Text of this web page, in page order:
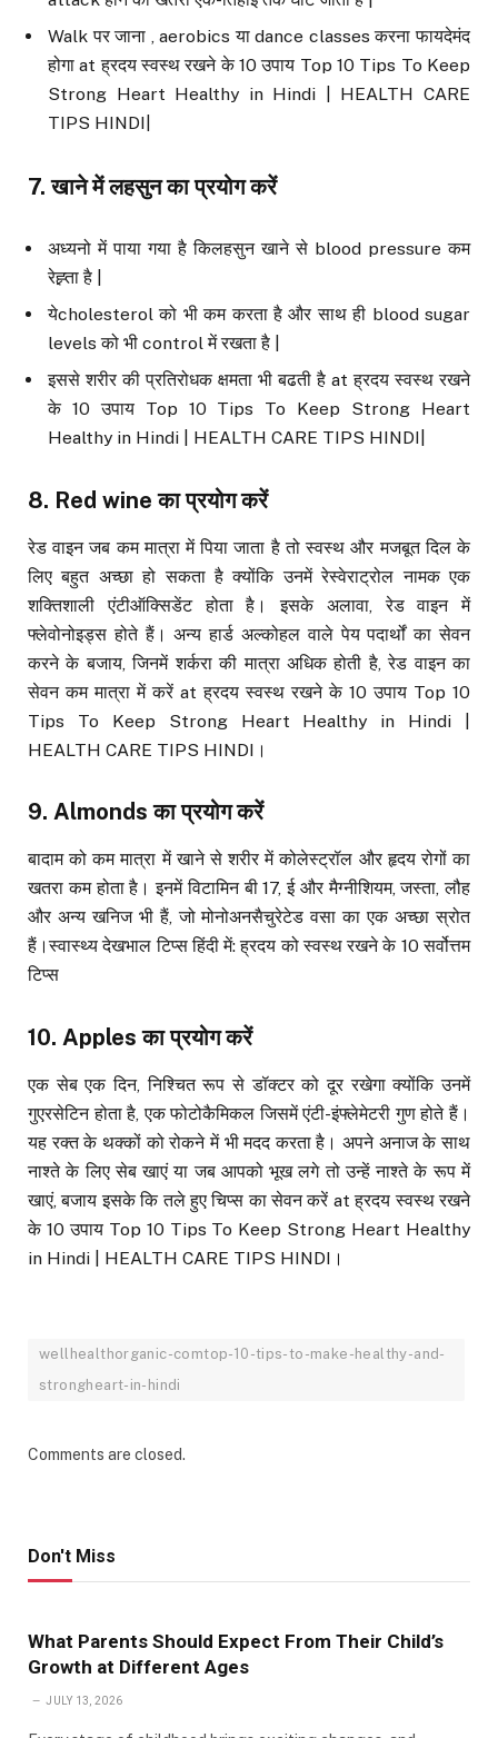
Walk पर जाना , aerobics या dance classes करना फायदेमंद
होगा at ह्रदय स्वस्थ रखने के 10 उपाय Top 10 Tips To Keep
Strong Heart Healthy in Hindi | HEALTH CARE
TIPS HINDI|
7.खाने में लहसुन का प्रयोग करें
अध्यनो में पाया गया है किलहसुन खाने से blood pressure कम
रेह्र्ता है |
येcholesterol को भी कम करता है और साथ ही blood sugar
levels को भी control में रखता है |
इससे शरीर की प्रतिरोधक क्षमता भी बढती है at ह्रदय स्वस्थ रखने
के 10 उपाय Top 10 Tips To Keep Strong Heart
Healthy in Hindi | HEALTH CARE TIPS HINDI|
8. Red wineका प्रयोग करें
रेड वाइन जब कम मात्रा में पिया जाता है तो स्वस्थ और मजबूत दिल के
लिए बहुत अच्छा हो सकता है क्योंकि उनमें रेस्वेराट्रोल नामक एक
शक्तिशाली एंटीऑक्सिडेंट होता है। इसके अलावा, रेड वाइन में
फ्लेवोनोइड्स होते हैं। अन्य हार्ड अल्कोहल वाले पेय पदार्थों का सेवन
करने के बजाय, जिनमें शर्करा की मात्रा अधिक होती है, रेड वाइन का
सेवन कम मात्रा में करें at ह्रदय स्वस्थ रखने के 10 उपाय Top 10
Tips To Keep Strong Heart Healthy in Hindi |
HEALTH CARE TIPS HINDI।
9. Almondsका प्रयोग करें
बादाम को कम मात्रा में खाने से शरीर में कोलेस्ट्रॉल और हृदय रोगों का
खतरा कम होता है। इनमें विटामिन बी 17, ई और मैग्नीशियम, जस्ता, लौह
और अन्य खनिज भी हैं, जो मोनोअनसैचुरेटेड वसा का एक अच्छा स्रोत
हैं।स्वास्थ्य देखभाल टिप्स हिंदी में: ह्रदय को स्वस्थ रखने के 10 सर्वोत्तम
टिप्स
10. Applesका प्रयोग करें
एक सेब एक दिन, निश्चित रूप से डॉक्टर को दूर रखेगा क्योंकि उनमें
गुएरसेटिन होता है, एक फोटोकैमिकल जिसमें एंटी-इंफ्लेमेटरी गुण होते हैं।
यह रक्त के थक्कों को रोकने में भी मदद करता है। अपने अनाज के साथ
नाश्ते के लिए सेब खाएं या जब आपको भूख लगे तो उन्हें नाश्ते के रूप में
खाएं, बजाय इसके कि तले हुए चिप्स का सेवन करें at ह्रदय स्वस्थ रखने
के 10 उपाय Top 10 Tips To Keep Strong Heart Healthy
in Hindi | HEALTH CARE TIPS HINDI।
wellhealthorganic-comtop-10-tips-to-make-healthy-and-
strongheart-in-hindi
Comments are closed.
Don't Miss
What Parents Should Expect From Their Child’s
Growth at Different Ages
JULY 13, 2026